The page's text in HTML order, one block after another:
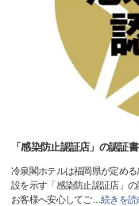
「感染防止認証店」の認証
冷泉閣ホテルは福岡県が定め
設を示す「感染防止認証店」の
お客様へ安心してご…続きを読